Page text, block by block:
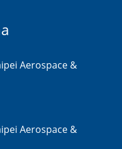
Aerospace &
Aerospace &